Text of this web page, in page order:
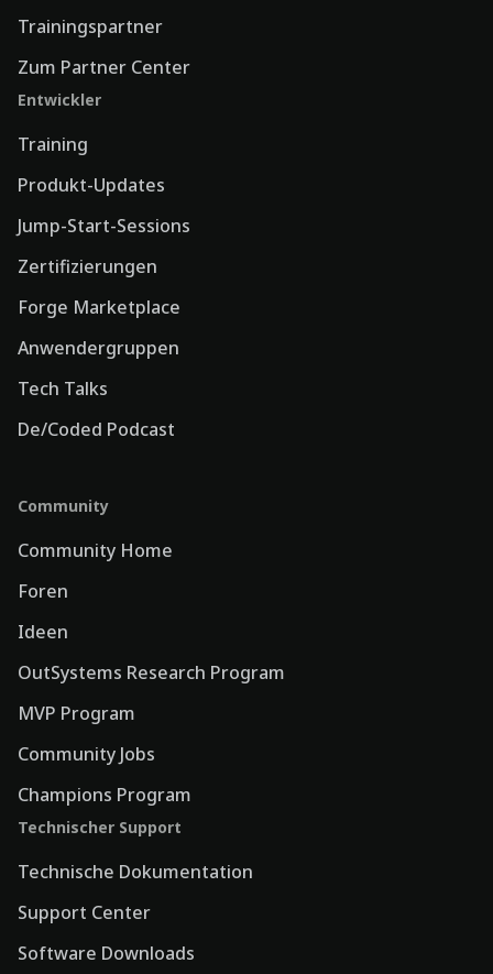
Trainingspartner
Zum Partner Center
Entwickler
Training
Produkt-Updates
Jump-Start-Sessions
Zertifizierungen
Forge Marketplace
Anwendergruppen
Tech Talks
De/Coded Podcast
Community
Community Home
Foren
Ideen
OutSystems Research Program
MVP Program
Community Jobs
Champions Program
Technischer Support
Technische Dokumentation
Support Center
Software Downloads